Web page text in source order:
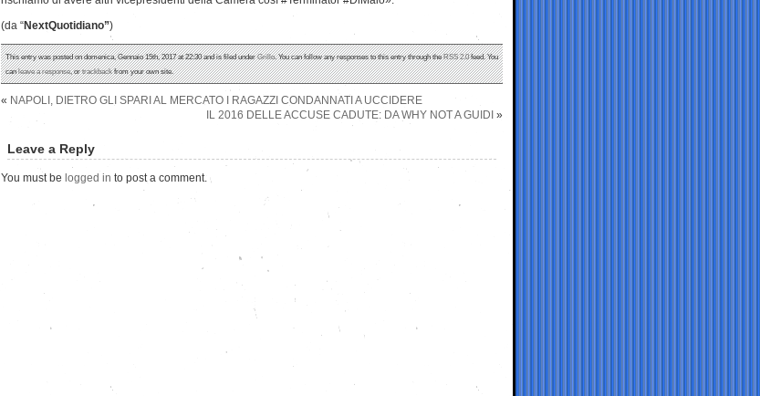
(da “NextQuotidiano”)
This entry was posted on domenica, Gennaio 15th, 2017 at 22:30 and is filed underGrillo. You can follow any responses to this entry through theRSS 2.0feed. You
canleave a response, ortrackbackfrom your own site.
« NAPOLI, DIETRO GLI SPARI AL MERCATO I RAGAZZI CONDANNATI A UCCIDERE
IL 2016 DELLE ACCUSE CADUTE: DA WHY NOT A GUIDI »
Leave a Reply
You must be logged in to post a comment.